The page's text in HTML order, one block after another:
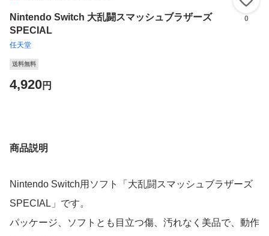
Nintendo Switch 大乱闘スマッシュブラザーズ
SPECIAL
任天堂
0
送料無料
4,920円
商品説明
Nintendo Switch用ソフト「大乱闘スマッシュブラザーズ
SPECIAL」です。
パッケージ、ソフトとも目立つ傷、汚れなく美品で、動作